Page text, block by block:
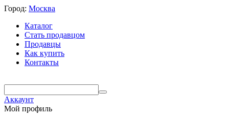
Город: Москва
Каталог
Стать продавцом
Продавцы
Как купить
Контакты
Аккаунт
Мой профиль